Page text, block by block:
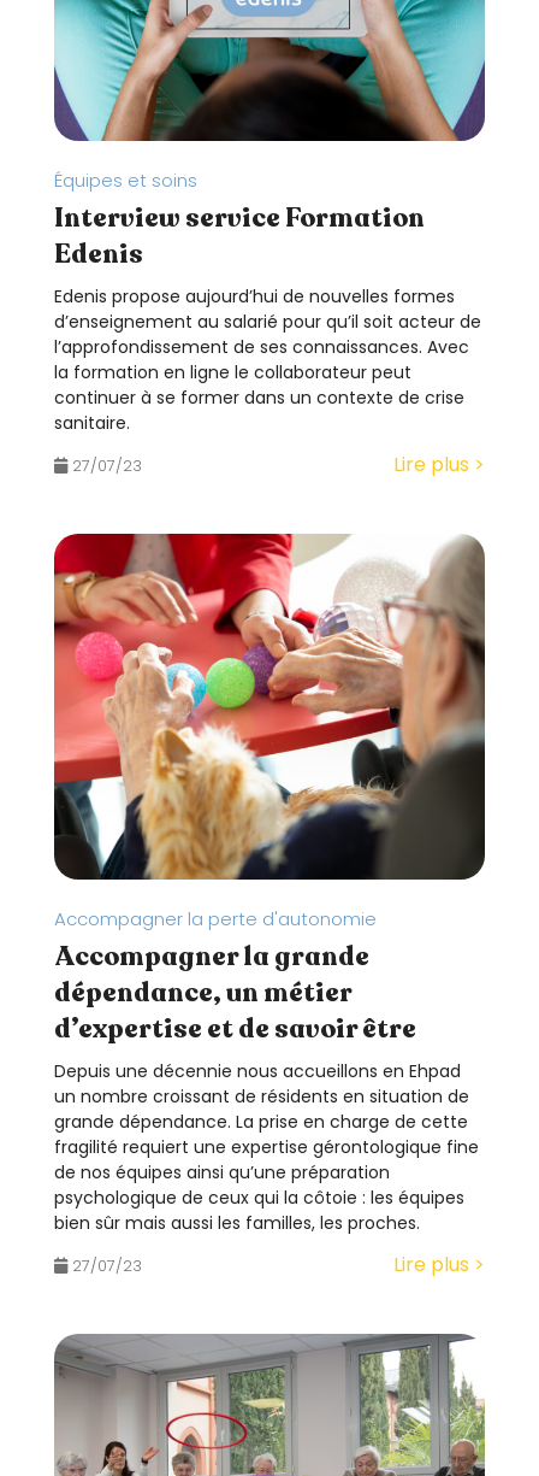
Équipes et soins
Interview service Formation
Edenis
Edenis propose aujourd’hui de nouvelles formes
d’enseignement au salarié pour qu’il soit acteur de
l’approfondissement de ses connaissances. Avec
la formation en ligne le collaborateur peut
continuer à se former dans un contexte de crise
sanitaire.
27/07/23 Lire plus >
Accompagner la perte d'autonomie
Accompagner la grande
dépendance, un métier
d’expertise et de savoir être
Depuis une décennie nous accueillons en Ehpad
un nombre croissant de résidents en situation de
grande dépendance. La prise en charge de cette
fragilité requiert une expertise gérontologique fine
de nos équipes ainsi qu’une préparation
psychologique de ceux qui la côtoie : les équipes
bien sûr mais aussi les familles, les proches.
27/07/23 Lire plus >